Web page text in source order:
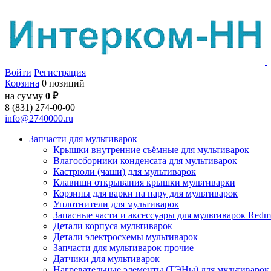
Войти Регистрация
Корзина 0 позиций
на сумму 0 ₽
8 (831) 274-00-00
info@2740000.ru
Запчасти для мультиварок
Крышки внутренние съёмные для мультиварок
Влагосборники конденсата для мультиварок
Кастрюли (чаши) для мультиварок
Клавиши открывания крышки мультиварки
Корзины для варки на пару для мультиварок
Уплотнители для мультиварок
Запасные части и аксессуары для мультиварок
Детали корпуса мультиварок
Детали электросхемы мультиварок
Запчасти для мультиварок прочие
Датчики для мультиварок